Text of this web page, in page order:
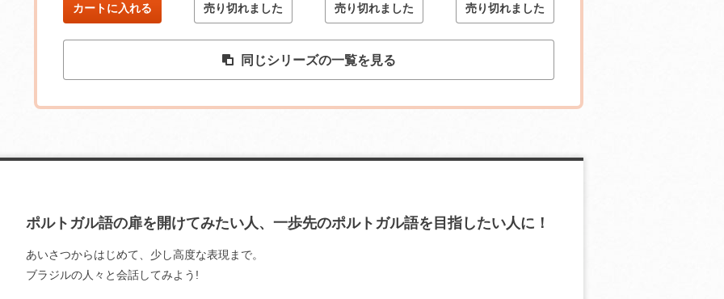
カートに入れる 売り切れました 売り切れました 売り切れました
同じシリーズの一覧を見る
ポルトガル語の扉を開けてみたい人、一歩先のポルトガル語を目指したい人に！
あいさつからはじめて、少し高度な表現まで。
ブラジルの人々と会話してみよう!